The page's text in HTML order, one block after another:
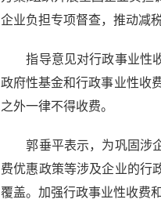
企业负担专项督查，推动减
指导意见对行政事业性收
政府性基金和行政事业性收
之外一律不得收费。
郭垂平表示，为巩固涉企
费优惠政策等涉及企业的行
覆盖。加强行政事业性收费